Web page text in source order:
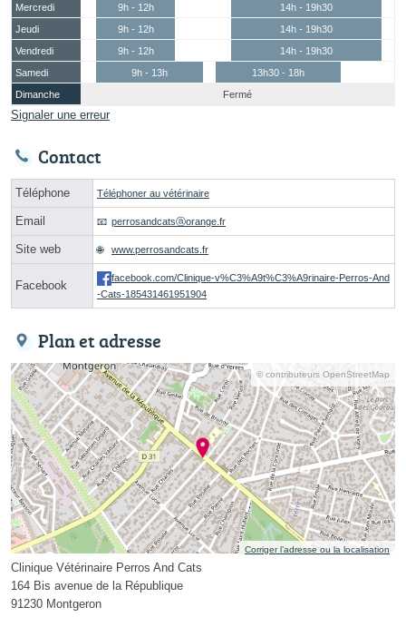
Mercredi
9h - 12h
14h - 19h30
Jeudi
9h - 12h
14h - 19h30
Vendredi
9h - 12h
14h - 19h30
Samedi
9h - 13h
13h30 - 18h
Dimanche
Fermé
Signaler une erreur
Contact
Téléphone Téléphoner au vétérinaire
Email perrosandcatsⓐorange.fr
Site web www.perrosandcats.fr
Facebook
facebook.com/Clinique-v%C3%A9t%C3%A9rinaire-Perros-And
-Cats-185431461951904
Plan et adresse
© contributeurs OpenStreetMap
Corriger l’adresse ou la localisation
Clinique Vétérinaire Perros And Cats
164 Bis avenue de la République
91230 Montgeron